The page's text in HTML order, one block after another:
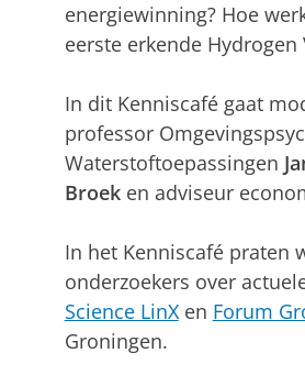
energiewinning? Hoe
eerste erkende Hydrogen
In dit Kenniscafé gaat
professor
Waterstoftoepassingen
Broeken adviseur
In het Kenniscafé praten
onderzoekers over
Science LinXen Forum
Groningen.